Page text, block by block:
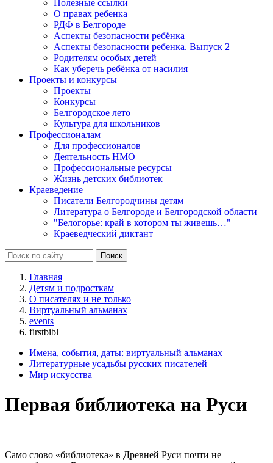
Полезные ссылки
О правах ребенка
РДФ в Белгороде
Аспекты безопасности ребёнка
Аспекты безопасности ребенка. Выпуск 2
Родителям особых детей
Как уберечь ребёнка от насилия
Проекты и конкурсы
Проекты
Конкурсы
Белгородское лето
Культура для школьников
Профессионалам
Для профессионалов
Деятельность НМО
Профессиональные ресурсы
Жизнь детских библиотек
Краеведение
Писатели Белгородчины детям
Литература о Белгороде и Белгородской области
"Белогорье: край в котором ты живешь…"
Краеведческий диктант
Главная
Детям и подросткам
О писателях и не только
Виртуальный альманах
events
firstbibl
Имена, события, даты: виртуальный альманах
Литературные усадьбы русских писателей
Мир искусства
Первая библиотека на Руси
Само слово «библиотека» в Древней Руси почти не